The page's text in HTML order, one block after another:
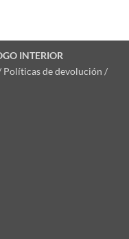
INTERIOR
Políticas de devolución /